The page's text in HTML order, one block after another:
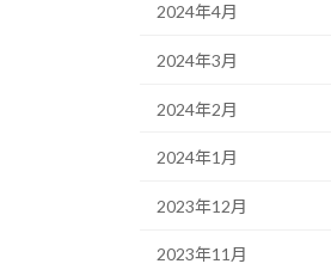
2024年4月
2024年3月
2024年2月
2024年1月
2023年12月
2023年11月